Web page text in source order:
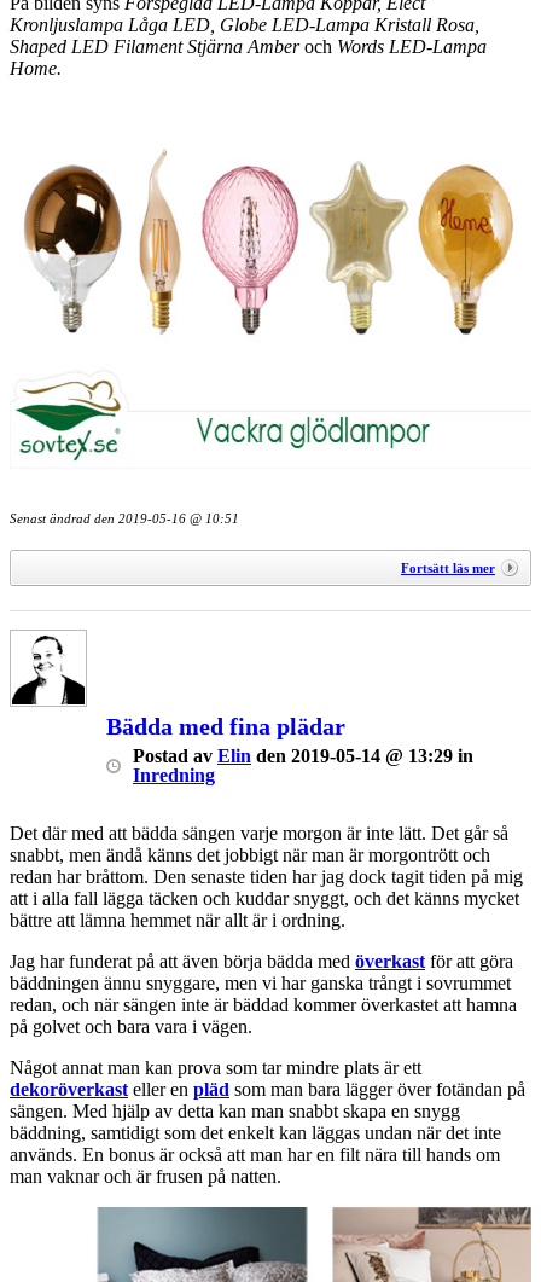
Kronljuslampa Låga LED, Globe LED-Lampa Kristall Rosa,
Shaped LED Filament Stjärna Amberoch Words LED-Lampa
Home.
Senast ändrad den 2019-05-16 @ 10:51
Fortsätt läs mer
Bädda med fina plädar
Postad av Elin den 2019-05-14 @ 13:29 in
Inredning
Det där med att bädda sängen varje morgon är inte lätt. Det går så
snabbt, men ändå känns det jobbigt när man är morgontrött och
redan har bråttom. Den senaste tiden har jag dock tagit tiden på mig
att i alla fall lägga täcken och kuddar snyggt, och det känns mycket
bättre att lämna hemmet när allt är i ordning.
Jag har funderat på att även börja bädda med överkastför att göra
bäddningen ännu snyggare, men vi har ganska trångt i sovrummet
redan, och när sängen inte är bäddad kommer överkastet att hamna
på golvet och bara vara i vägen.
Något annat man kan prova som tar mindre plats är ett
dekoröverkasteller en pläd som man bara lägger över fotändan på
sängen. Med hjälp av detta kan man snabbt skapa en snygg
bäddning, samtidigt som det enkelt kan läggas undan när det inte
används. En bonus är också att man har en filt nära till hands om
man vaknar och är frusen på natten.